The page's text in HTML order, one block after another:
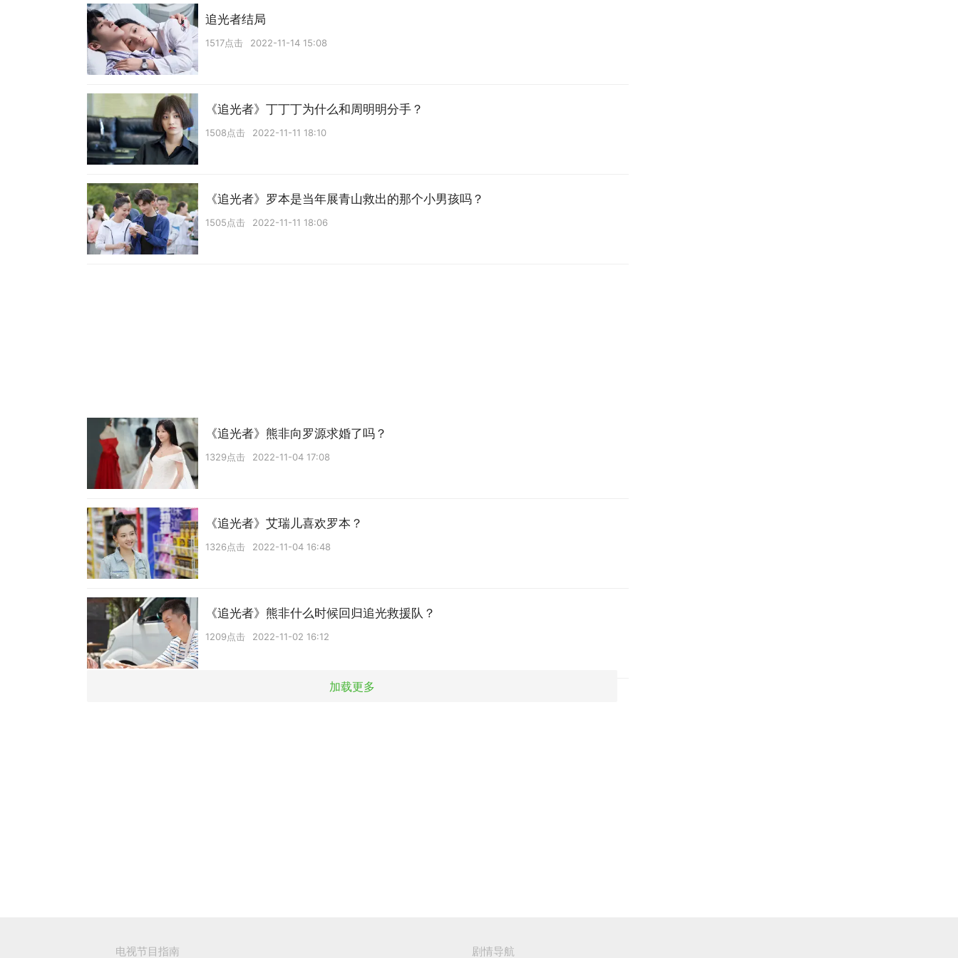
追光者结局
1517点击 2022-11-14 15:08
《追光者》丁丁丁为什么和周明明分手？
1508点击 2022-11-11 18:10
《追光者》罗本是当年展青山救出的那个小男孩吗？
1505点击 2022-11-11 18:06
《追光者》熊非向罗源求婚了吗？
1329点击 2022-11-04 17:08
《追光者》艾瑞儿喜欢罗本？
1326点击 2022-11-04 16:48
《追光者》熊非什么时候回归追光救援队？
1209点击 2022-11-02 16:12
加载更多
电视节目指南 剧情导航